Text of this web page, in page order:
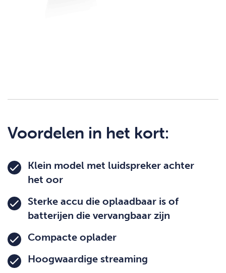
Voordelen in het kort:
Klein model met luidspreker achter
het oor
Sterke accu die oplaadbaar is of
batterijen die vervangbaar zijn
Compacte oplader
Hoogwaardige streaming